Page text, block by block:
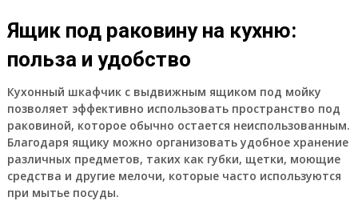
Ящик под раковину на кухню:
польза и удобство
Кухонный шкафчик с выдвижным ящиком под мойку
позволяет эффективно использовать пространство под
раковиной, которое обычно остается неиспользованным.
Благодаря ящику можно организовать удобное хранение
различных предметов, таких как губки, щетки, моющие
средства и другие мелочи, которые часто используются
при мытье посуды.